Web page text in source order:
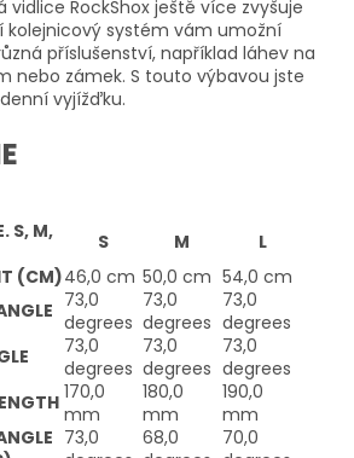
vidlice RockShox ještě více zvyšuje
kolejnicový systém vám umožní
příslušenství, například láhev na
nebo zámek. S touto výbavou jste
vyjížďku.
S, M,
S M
L
(CM)46,0 cm 50,0 cm 54,0 cm
73,0
degrees
73,0
degrees
73,0
degrees
73,0
degrees
73,0
degrees
73,0
degrees
170,0
mm
180,0
mm
190,0
mm
73,0
68,0
70,0